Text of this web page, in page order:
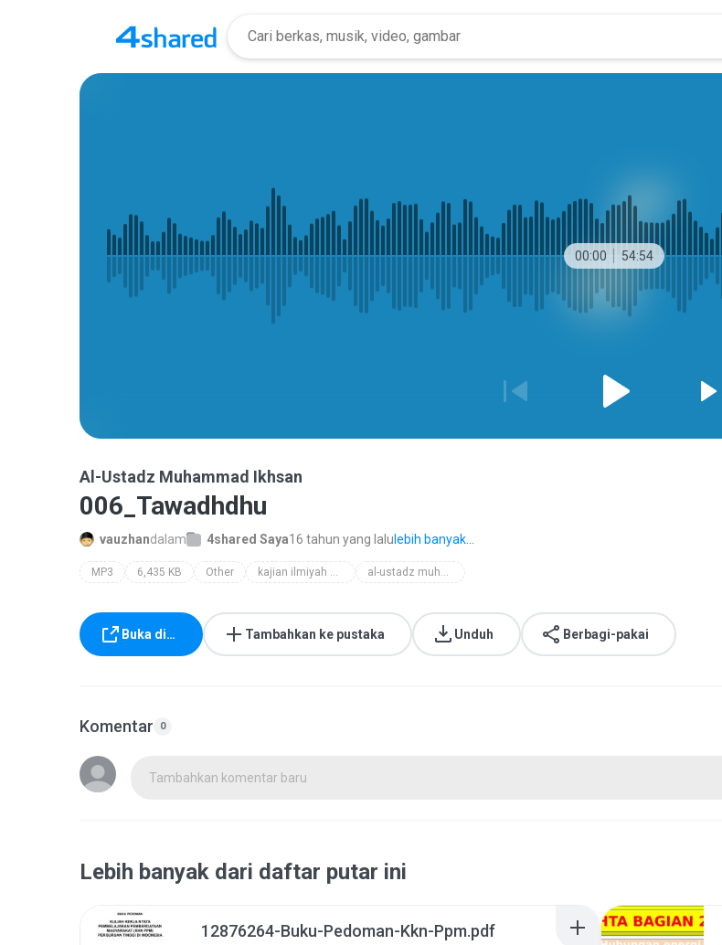
00:00 54:54
Al-Ustadz Muhammad Ikhsan
006_Tawadhdhu
vauzhandalam 4shared Saya16 tahun yang lalu lebih banyak...
MP3 6,435 KB Other kajian ilmiyah nasional 2010 al-ustadz muhammad ikhsan
Buka di… Tambahkan ke pustaka Unduh Berbagi-pakai
Komentar 0
Tambahkan komentar baru
Lebih banyak dari daftar putar ini
12876264-Buku-Pedoman-Kkn-Ppm.pdf